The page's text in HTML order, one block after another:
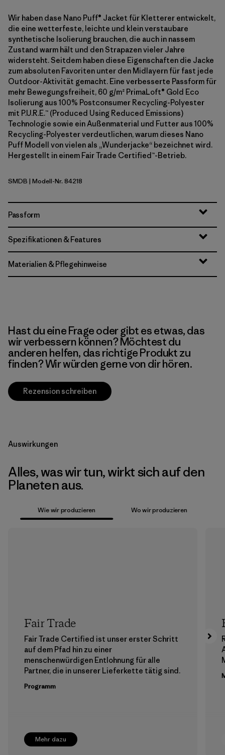
Wir haben dase Nano Puff® Jacket für Kletterer entwickelt,
die eine wetterfeste, leichte und klein verstaubare
synthetische Isolierung brauchen, die auch in nassem
Zustand warm hält und den Strapazen vieler Jahre
widersteht. Seitdem haben diese Eigenschaften die Jacke
zum absoluten Favoriten unter den Midlayern für fast jede
Outdoor-Aktivität gemacht. Eine verbesserte Passform für
mehr Bewegungsfreiheit, 60 g/m² PrimaLoft® Gold Eco
Isolierung aus 100% Postconsumer Recycling-Polyester
mit P.U.R.E.™ (Produced Using Reduced Emissions)
Technologie sowie ein Außenmaterial und Futter aus 100%
Recycling-Polyester verdeutlichen, warum dieses Nano
Puff Modell von vielen als „Wunderjacke“ bezeichnet wird.
Hergestellt in einem Fair Trade Certified™-Betrieb.
Smolder Blue
SMDB | Modell-Nr. 84218
Passform
Spezifikationen & Features
Materialien & Pflegehinweise
Hast du eine Frage oder gibt es etwas, das
wir verbessern können? Möchtest du
anderen helfen, das richtige Produkt zu
finden? Wir würden gerne von dir hören.
Rezension schreiben
Auswirkungen
Alles, was wir tun, wirkt sich auf den
Planeten aus.
Wie wir produzieren Wo wir produzieren
Mehr dazu
Fair Trade
Fair Trade Certified ist unser erster Schritt
auf dem Pfad hin zu einer
menschenwürdigen Entlohnung für alle
Partner, die in unserer Lieferkette tätig sind.
Programm